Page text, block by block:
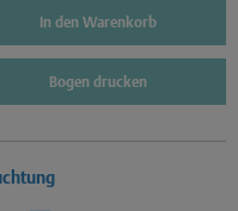
In den Warenkorb
Bogen drucken